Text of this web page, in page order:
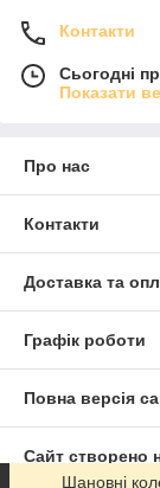
Контакти
Сьогодні
Показати
Про нас
Контакти
Доставка та
Графік роботи
Повна версія
Сайт створено
Шановні